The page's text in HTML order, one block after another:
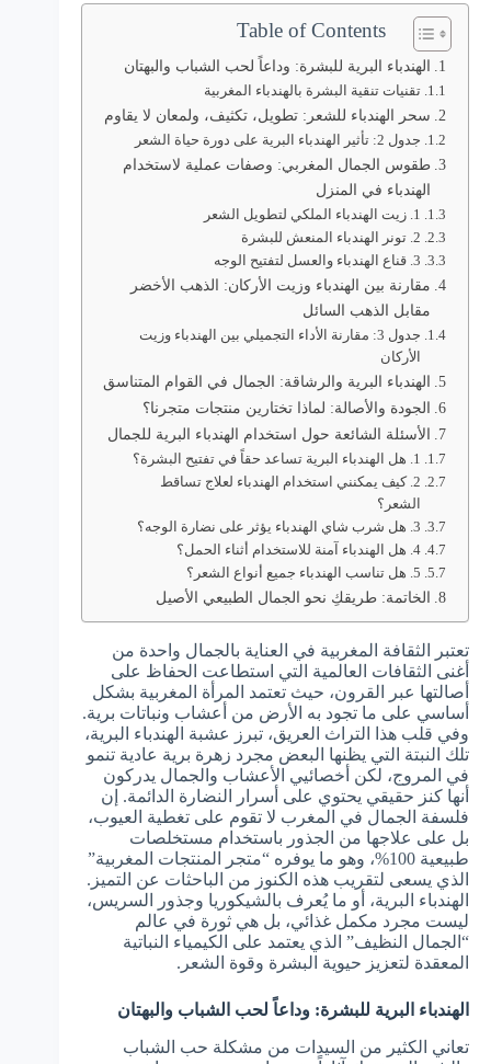
Table of Contents
الهندباء البرية للبشرة: وداعاً لحب الشباب والبهتان
تقنيات تنقية البشرة بالهندباء المغربية
سحر الهندباء للشعر: تطويل، تكثيف، ولمعان لا يقاوم
جدول 2: تأثير الهندباء البرية على دورة حياة الشعر
طقوس الجمال المغربي: وصفات عملية لاستخدام
الهندباء في المنزل
1. زيت الهندباء الملكي لتطويل الشعر
2. تونر الهندباء المنعش للبشرة
3. قناع الهندباء والعسل لتفتيح الوجه
مقارنة بين الهندباء وزيت الأركان: الذهب الأخضر
مقابل الذهب السائل
جدول 3: مقارنة الأداء التجميلي بين الهندباء وزيت
الأركان
الهندباء البرية والرشاقة: الجمال في القوام المتناسق
الجودة والأصالة: لماذا تختارين منتجات متجرنا؟
الأسئلة الشائعة حول استخدام الهندباء البرية للجمال
1. هل الهندباء البرية تساعد حقاً في تفتيح البشرة؟
2. كيف يمكنني استخدام الهندباء لعلاج تساقط
الشعر؟
3. هل شرب شاي الهندباء يؤثر على نضارة الوجه؟
4. هل الهندباء آمنة للاستخدام أثناء الحمل؟
5. هل تناسب الهندباء جميع أنواع الشعر؟
الخاتمة: طريقكِ نحو الجمال الطبيعي الأصيل
تعتبر الثقافة المغربية في العناية بالجمال واحدة من
أغنى الثقافات العالمية التي استطاعت الحفاظ على
أصالتها عبر القرون، حيث تعتمد المرأة المغربية بشكل
أساسي على ما تجود به الأرض من أعشاب ونباتات برية.
وفي قلب هذا التراث العريق، تبرز عشبة الهندباء البرية،
تلك النبتة التي يظنها البعض مجرد زهرة برية عادية تنمو
في المروج، لكن أخصائيي الأعشاب والجمال يدركون
أنها كنز حقيقي يحتوي على أسرار النضارة الدائمة. إن
فلسفة الجمال في المغرب لا تقوم على تغطية العيوب،
بل على علاجها من الجذور باستخدام مستخلصات
طبيعية 100%، وهو ما يوفره “متجر المنتجات المغربية”
الذي يسعى لتقريب هذه الكنوز من الباحثات عن التميز.
الهندباء البرية، أو ما يُعرف بالشيكوريا وجذور السريس،
ليست مجرد مكمل غذائي، بل هي ثورة في عالم
“الجمال النظيف” الذي يعتمد على الكيمياء النباتية
المعقدة لتعزيز حيوية البشرة وقوة الشعر.
الهندباء البرية للبشرة: وداعاً لحب الشباب والبهتان
تعاني الكثير من السيدات من مشكلة حب الشباب